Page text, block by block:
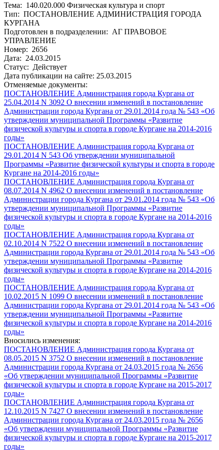
Тема: 140.020.000 Физическая культура и спорт
Тип: ПОСТАНОВЛЕНИЕ АДМИНИСТРАЦИЯ ГОРОДА
КУРГАНА
Подготовлен в подразделении: АГ ПРАВОВОЕ
УПРАВЛЕНИЕ
Номер: 2656
Дата: 24.03.2015
Статус: Действует
Дата публикации на сайте: 25.03.2015
Отменяемые документы:
ПОСТАНОВЛЕНИЕ Администрация города Кургана от
25.04.2014 N 3092 О внесении изменений в постановление
Администрации города Кургана от 29.01.2014 года № 543 «Об
утверждении муниципальной Программы «Развитие
физической культуры и спорта в городе Кургане на 2014-2016
годы»
ПОСТАНОВЛЕНИЕ Администрация города Кургана от
29.01.2014 N 543 Об утверждении муниципальной
Программы «Развитие физической культуры и спорта в городе
Кургане на 2014-2016 годы»
ПОСТАНОВЛЕНИЕ Администрация города Кургана от
08.07.2014 N 4962 О внесении изменений в постановление
Администрации города Кургана от 29.01.2014 года № 543 «Об
утверждении муниципальной Программы «Развитие
физической культуры и спорта в городе Кургане на 2014-2016
годы»
ПОСТАНОВЛЕНИЕ Администрация города Кургана от
02.10.2014 N 7522 О внесении изменений в постановление
Администрации города Кургана от 29.01.2014 года № 543 «Об
утверждении муниципальной Программы «Развитие
физической культуры и спорта в городе Кургане на 2014-2016
годы»
ПОСТАНОВЛЕНИЕ Администрация города Кургана от
10.02.2015 N 1099 О внесении изменений в постановление
Администрации города Кургана от 29.01.2014 года № 543 «Об
утверждении муниципальной Программы «Развитие
физической культуры и спорта в городе Кургане на 2014-2016
годы»
Вносились изменения:
ПОСТАНОВЛЕНИЕ Администрация города Кургана от
08.05.2015 N 3752 О внесении изменений в постановление
Администрации города Кургана от 24.03.2015 года № 2656
«Об утверждении муниципальной Программы «Развитие
физической культуры и спорта в городе Кургане на 2015-2017
годы»
ПОСТАНОВЛЕНИЕ Администрация города Кургана от
12.10.2015 N 7427 О внесении изменений в постановление
Администрации города Кургана от 24.03.2015 года № 2656
«Об утверждении муниципальной Программы «Развитие
физической культуры и спорта в городе Кургане на 2015-2017
годы»